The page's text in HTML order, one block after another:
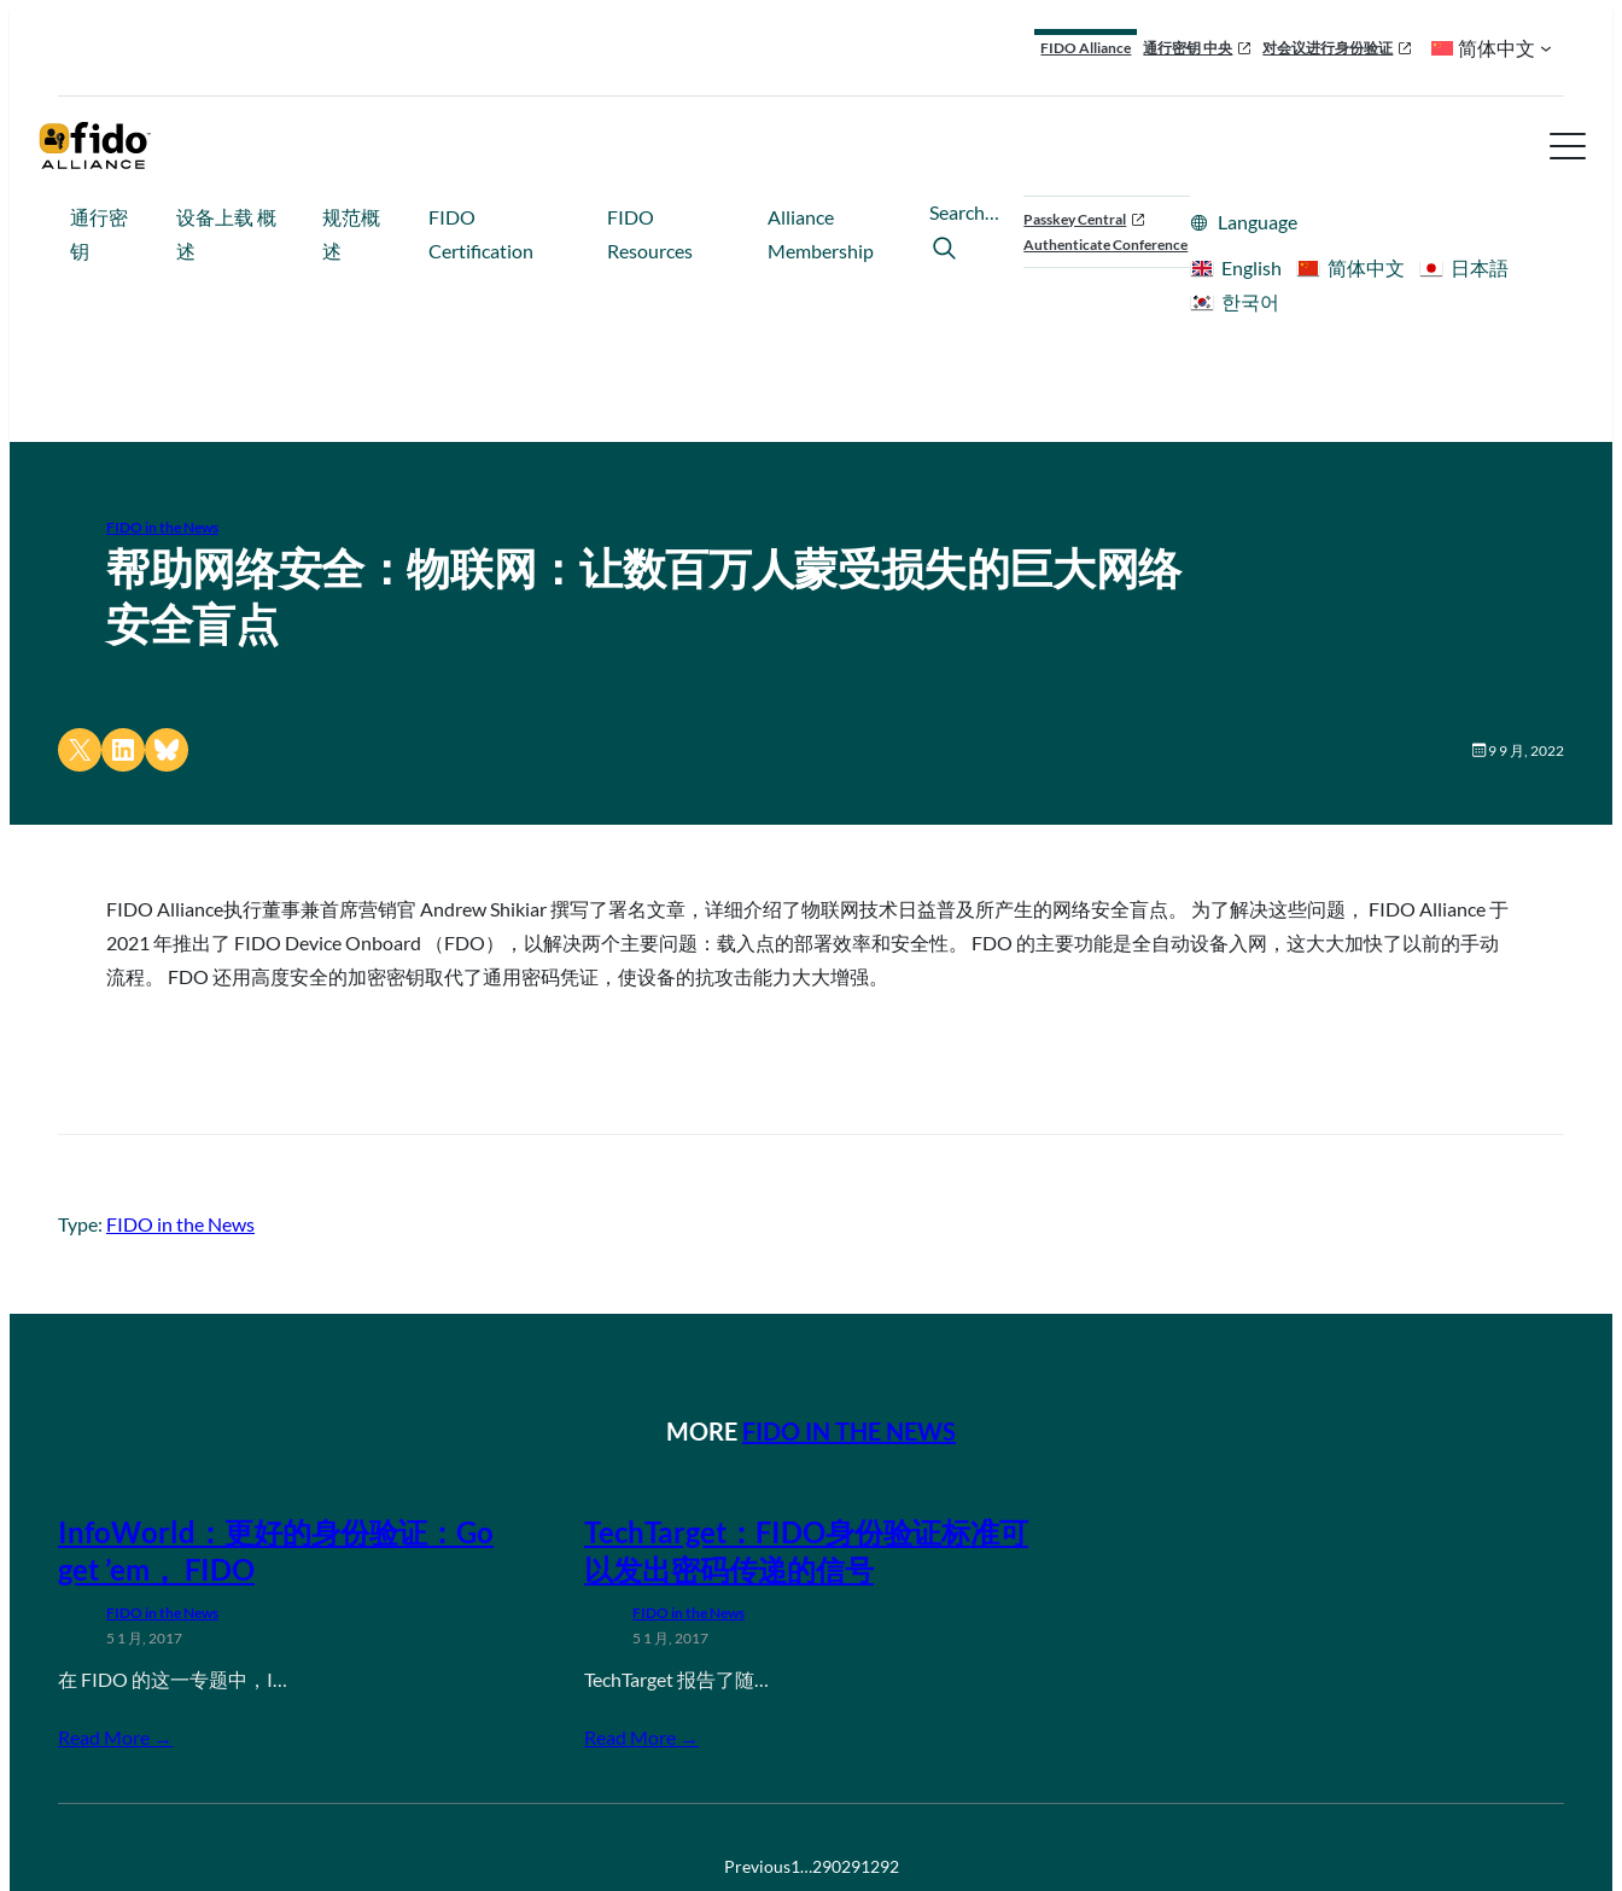
FIDO Alliance 通行密钥 中央 对会议进行身份验证 简体中文
通行密
钥
设备上载 概
述
规范概
述
FIDO
Certification
FIDO
Resources
Alliance
Membership
Search…
Passkey Central
Authenticate Conference
Language
English
简体中文
日本語
한국어
FIDO in the News
帮助网络安全：物联网：让数百万人蒙受损失的巨大网络
安全盲点
Share on X Share on LinkedIn
Share on Bluesky 9 9 月, 2022
FIDO Alliance执行董事兼首席营销官 Andrew Shikiar 撰写了署名文章，详细介绍了物联网技术日益普及所产生的网络安全盲点。 为了解决这些问题， FIDO Alliance 于
2021 年推出了 FIDO Device Onboard （FDO），以解决两个主要问题：载入点的部署效率和安全性。 FDO 的主要功能是全自动设备入网，这大大加快了以前的手动
流程。 FDO 还用高度安全的加密密钥取代了通用密码凭证，使设备的抗攻击能力大大增强。
Type: FIDO in the News
MORE FIDO IN THE NEWS
InfoWorld：更好的身份验证：Go
get ’em， FIDO
FIDO in the News
5 1 月, 2017
在 FIDO 的这一专题中，I…
Read More →
TechTarget：FIDO身份验证标准可
以发出密码传递的信号
FIDO in the News
5 1 月, 2017
TechTarget 报告了随…
Read More →
Previous1…290291292